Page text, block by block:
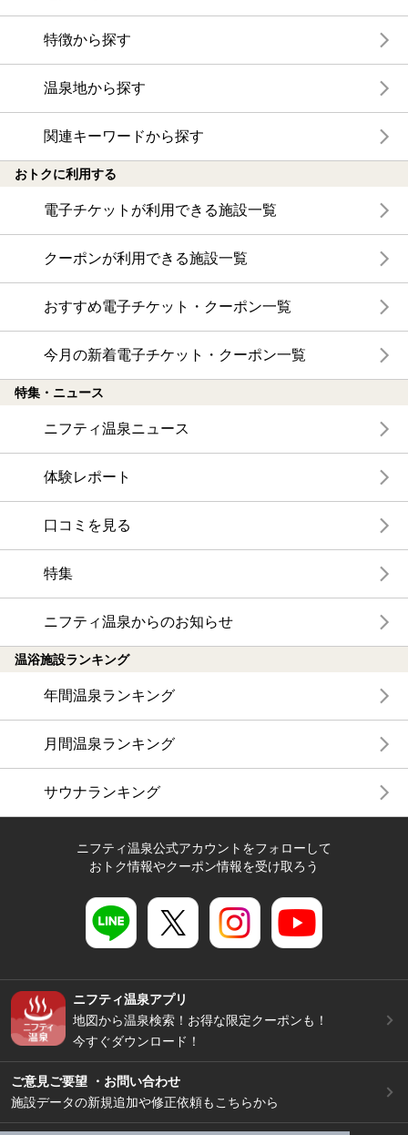
特徴から探す
温泉地から探す
関連キーワードから探す
おトクに利用する
電子チケットが利用できる施設一覧
クーポンが利用できる施設一覧
おすすめ電子チケット・クーポン一覧
今月の新着電子チケット・クーポン一覧
特集・ニュース
ニフティ温泉ニュース
体験レポート
口コミを見る
特集
ニフティ温泉からのお知らせ
温浴施設ランキング
年間温泉ランキング
月間温泉ランキング
サウナランキング
ニフティ温泉公式アカウントをフォローして
おトク情報やクーポン情報を受け取ろう
ニフティ温泉アプリ
地図から温泉検索！お得な限定クーポンも！
今すぐダウンロード！
ご意見ご要望 ・お問い合わせ
施設データの新規追加や修正依頼もこちらから